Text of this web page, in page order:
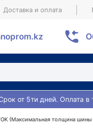
Доставка и оплата
от 5ти дней. Оплата в
(Максимальная толщина шины